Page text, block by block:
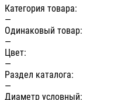
Категория товара:
—
Одинаковый товар:
—
Цвет:
—
Раздел каталога:
—
Диаметр условный: